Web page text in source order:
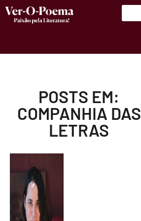
POSTS EM:
COMPANHIA DAS
LETRAS